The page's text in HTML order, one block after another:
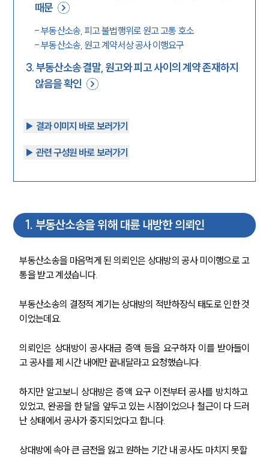
때문
-부동산소송, 피고 불법행위로 원고 고통 호소
-부동산소송, 원고 계약서상 공사 이행요구
3.부동산소송 결말, 원고와 피고 사이의 계약 존재하지
않음을 확인
▶︎ 결과 이미지 바로 보러가기
▶︎ 관련 구성원 바로 보러가기
1 . 부동산소송을 위해 대륜 내방한 의뢰인
부동산소송을 마음먹게 된 의뢰인은 상대방의 공사 미이행으로 고
통을 받고 계셨습니다.
부동산소송의 결정적 계기는 상대방의 적반하장식 태도로 인한 것
이었는데요.
의뢰인은 상대방이 공사대금 증액 등을 요구하자 이를 받아들이
고 공사를 제 시간 내에만 끝내달라고 요청했습니다.
하지만 알고보니 상대방은 증액 요구 이전부터 공사를 방치하고
있었고, 완공을 한 달을 앞두고 있는 시점이었으나 철근이 다 드러
난 상태에서 공사가 중지되었다고 합니다.
상대방에 속아 큰 금전을 잃고 원하는 기간 내 공사도 마치지 못할